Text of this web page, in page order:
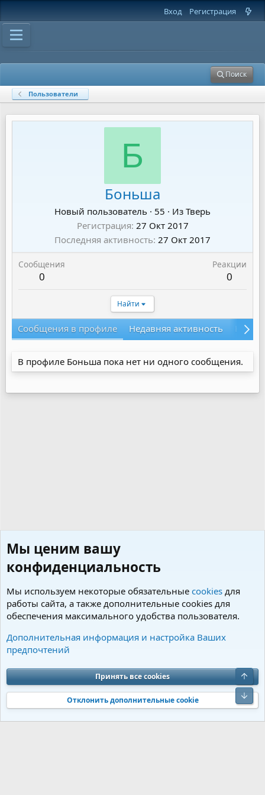
Вход Регистрация
Поиск
Пользователи
Б
Боньша
Новый пользователь · 55 · Из Тверь
Регистрация 27 Окт 2017
Последняя активность 27 Окт 2017
Сообщения
0
Реакции
0
Найти
Сообщения в профиле Недавняя активность
В профиле Боньша пока нет ни одного сообщения.
Пользователи
Cookies Charm by DCom
Обратная связь
Условия и правила
Политика конфиденциальности
Помощь
S
S
Community platform by XenForo® © 2010-2026 XenForo Ltd. Перевод от
Jumuro®|Media embeds via s9e/MediaSites
Мы ценим вашу
конфиденциальность
Мы используем некоторые обязательные cookies для
работы сайта, а также дополнительные cookies для
обеспечения максимального удобства пользователя.
Дополнительная информация и настройка Ваших
предпочтений
Принять все cookies
Отклонить дополнительные cookie
Верх
Низ